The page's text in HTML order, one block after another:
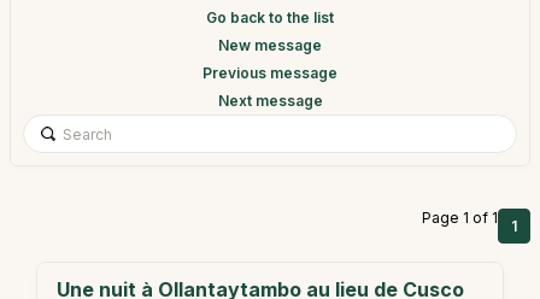
Go back to the list
New message
Previous message
Next message
Page 1 of 1 1
Une nuit à Ollantaytambo au lieu de Cusco